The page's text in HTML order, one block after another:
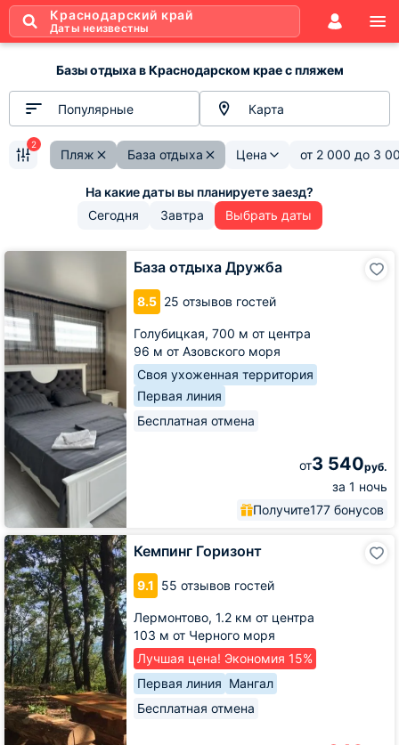
Краснодарский край
Даты неизвестны
Базы отдыха в Краснодарском крае с пляжем
Популярные Карта
Пляж База отдыха Цена от 2 000 до 3
2
Сегодня Завтра Выбрать даты
База отдыха Дружба
8.5 25 отзывов гостей
Голубицкая, 700 м от центра
96 м от Азовского моря
Своя ухоженная территория
Первая линия
Бесплатная отмена
от3 540руб.
за 1 ночь
Получите177 бонусов
База
Дружба
Кемпинг Горизонт
9.1 55 отзывов гостей
Лермонтово, 1.2 км от центра
103 м от Черного моря
Лучшая цена! Экономия 15%
Первая линия Мангал
Бесплатная отмена
Кемпинг
Горизонт